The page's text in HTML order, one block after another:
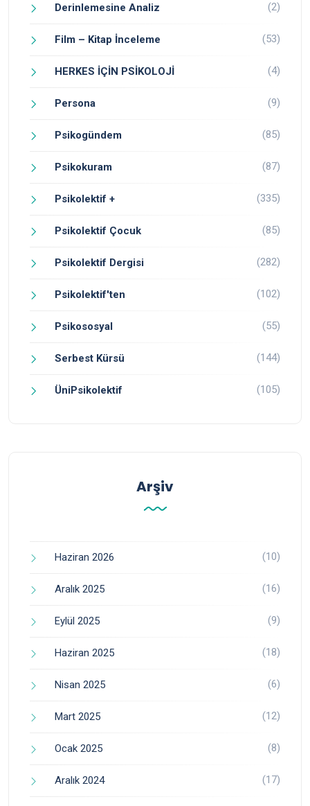
Derinlemesine Analiz (2)
Film – Kitap İnceleme (53)
HERKES İÇİN PSİKOLOJİ (4)
Persona (9)
Psikogündem (85)
Psikokuram (87)
Psikolektif + (335)
Psikolektif Çocuk (85)
Psikolektif Dergisi (282)
Psikolektif'ten (102)
Psikososyal (55)
Serbest Kürsü (144)
ÜniPsikolektif (105)
Arşiv
Haziran 2026 (10)
Aralık 2025 (16)
Eylül 2025 (9)
Haziran 2025 (18)
Nisan 2025 (6)
Mart 2025 (12)
Ocak 2025 (8)
Aralık 2024 (17)